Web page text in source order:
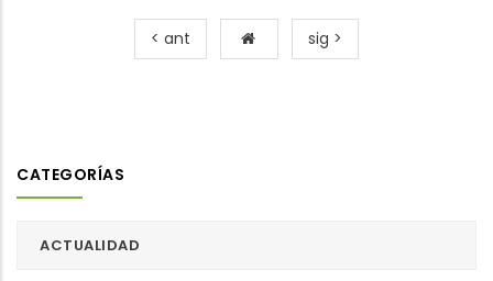
< ant sig >
CATEGORÍAS
ACTUALIDAD